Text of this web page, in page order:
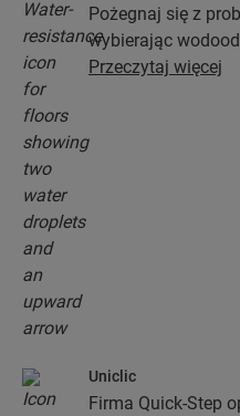
Pożegnaj się z
wybierając
podłogi nie tylko
prostsze niż
Przeczytaj więcej
Uniclic
Firma Quick-Step